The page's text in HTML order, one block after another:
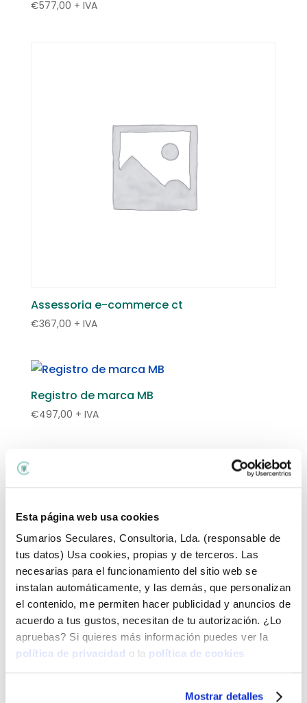
Esta página web usa cookies
Sumarios Seculares, Consultoria, Lda. (responsable de
tus datos) Usa cookies, propias y de terceros. Las
necesarias para el funcionamiento del sitio web se
instalan automáticamente, y las demás, que personalizan
el contenido, me permiten hacer publicidad y anuncios de
acuerdo a tus gustos, necesitan de tu autorización. ¿Lo
apruebas? Si quieres más información puedes ver la
política de privacidad o la política de cookies
Mostrar detalles
€577,00 + IVA
Assessoria e-commerce ct
€367,00 + IVA
Registro de marca MB
€497,00 + IVA